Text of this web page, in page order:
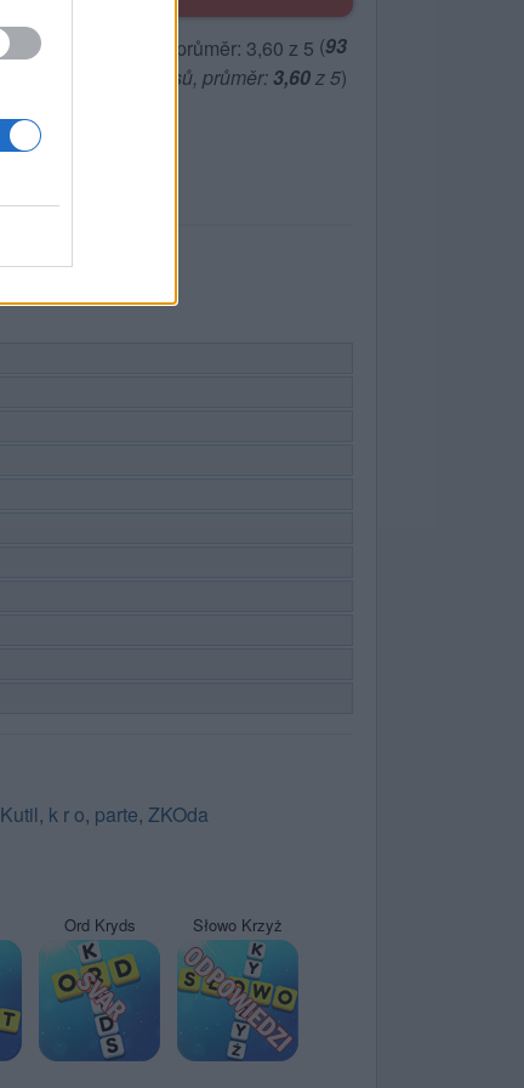
(93
hlasů, průměr:3,60z 5)
Kutil, k r o, parte, ZKOda
Ord Kryds Słowo Krzyż